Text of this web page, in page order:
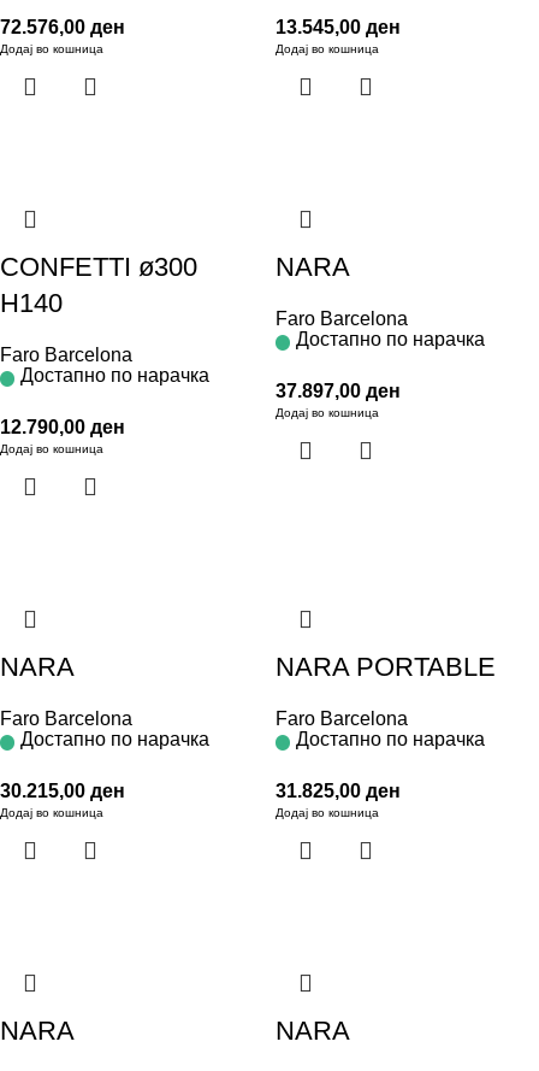
72.576,00 ден
Додај во кошница
13.545,00 ден
Додај во кошница
CONFETTI ø300
H140
Faro Barcelona
Достапно по нарачка
12.790,00 ден
Додај во кошница
NARA
Faro Barcelona
Достапно по нарачка
37.897,00 ден
Додај во кошница
NARA
Faro Barcelona
Достапно по нарачка
30.215,00 ден
Додај во кошница
NARA PORTABLE
Faro Barcelona
Достапно по нарачка
31.825,00 ден
Додај во кошница
NARA NARA